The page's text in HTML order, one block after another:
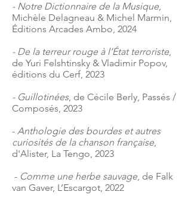
- Notre Dictionnaire de la Musique,
Michèle Delagneau & Michel Marmin,
Éditions Arcades Ambo, 2024
- De la terreur rouge à l’État terroriste,
de Yuri Felshtinsky & Vladimir Popov,
éditions du Cerf, 2023
- Guillotinées, de Cécile Berly, Passés /
Composés, 2023
- Anthologie des bourdes et autres
curiosités de la chanson française,
d'Alister, La Tengo, 2023
- Comme une herbe sauvage, de Falk
van Gaver, L’Escargot, 2022